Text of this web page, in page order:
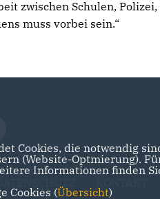
zwischen Schulen,
muss vorbei sein.“
Cookies, die notwendig
(Website-Optmierung).
Informationen finden
Cookies (Übersicht)